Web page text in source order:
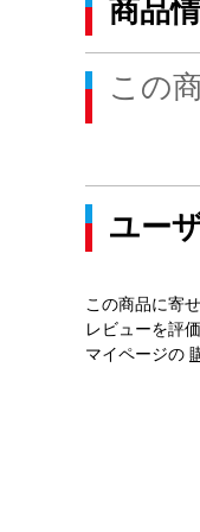
商品
この
ユー
この商品に寄
レビューを評
マイページの